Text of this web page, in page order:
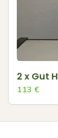
2 x Gut
113 €